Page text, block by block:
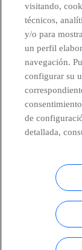
Países y
Canal de
Centro Global
Política de cookies
Accesibilidad
Mapa del sitio
visitando,
técnicos,
y/o para
un perfil
navegación.
configurar su
de
detallada,